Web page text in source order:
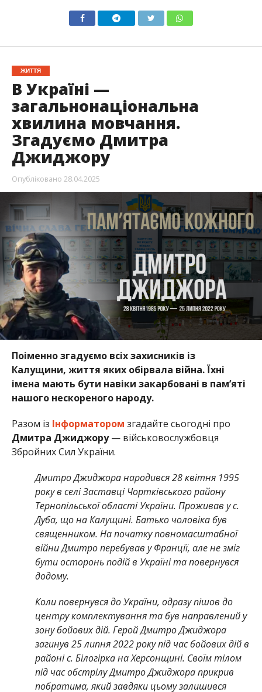
ЖИТТЯ
В Україні —
загальнонаціональна
хвилина мовчання.
Згадуємо Дмитра
Джиджору
Опубліковано 28.04.2025
Поіменно згадуємо всіх захисників із
Калущини, життя яких обірвала війна. Їхні
імена мають бути навіки закарбовані в пам’яті
нашого нескореного народу.
Разом із Інформатором згадайте сьогодні про
Дмитра Джиджору— військовослужбовця
Збройних Сил України.
Дмитро Джиджора народився 28 квітня 1995
року в селі Заставці Чортківського району
Тернопільської області України. Проживав у с.
Дуба, що на Калущині. Батько чоловіка був
священником. На початку повномасштабної
війни Дмитро перебував у Франції, але не зміг
бути осторонь подій в Україні та повернувся
додому.
Коли повернувся до України, одразу пішов до
центру комплектування та був направлений у
зону бойових дій. Герой Дмитро Джиджора
загинув 25 липня 2022 року під час бойових дій в
районі с. Білогірка на Херсонщині. Своїм тілом
під час обстрілу Дмитро Джиджора прикрив
побратима, який завдяки цьому залишився